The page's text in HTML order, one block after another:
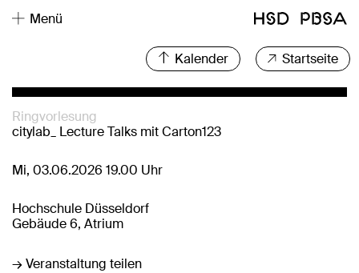
Menü
Kalender Startseite
Ringvorlesung
citylab_ Lecture Talks mit Carton123
Mi, 03.06.2026 19.00 Uhr
Hochschule Düsseldorf
Gebäude 6, Atrium
→ Veranstaltung teilen